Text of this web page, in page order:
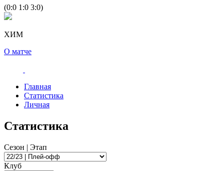
(0:0 1:0 3:0)
ХИМ
О матче
Главная
Статистика
Личная
Статистика
Сезон | Этап
Клуб